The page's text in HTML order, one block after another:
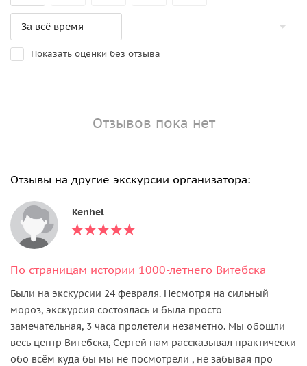
Показать оценки без отзыва
Отзывов пока нет
Отзывы на другие экскурсии организатора:
Kenhel
По страницам истории 1000-летнего Витебска
Были на экскурсии 24 февраля. Несмотря на сильный
мороз, экскурсия состоялась и была просто
замечательная, 3 часа пролетели незаметно. Мы обошли
весь центр Витебска, Сергей нам рассказывал практически
обо всём куда бы мы не посмотрели , не забывая про